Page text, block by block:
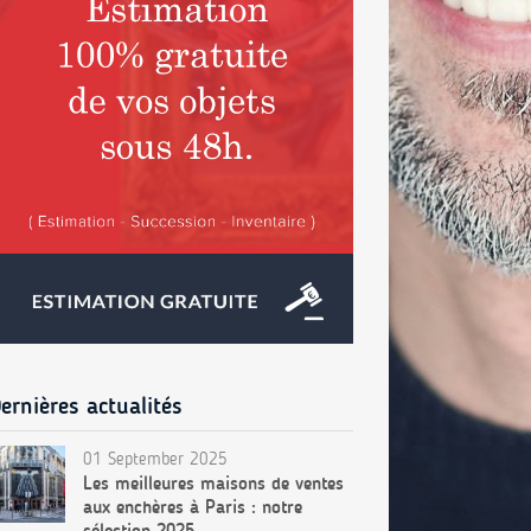
actualités
01 September 2025
Les meilleures maisons de ventes
aux enchères à Paris : notre